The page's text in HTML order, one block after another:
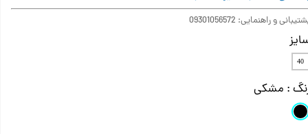
و راهنمایی: 09301056572
40
: مشکی